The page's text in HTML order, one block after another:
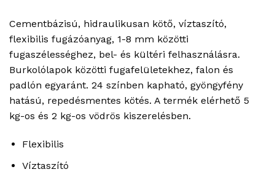
Cementbázisú, hidraulikusan kötő, víztaszító,
flexibilis fugázóanyag, 1-8 mm közötti
fugaszélességhez, bel- és kültéri felhasználásra.
Burkolólapok közötti fugafelületekhez, falon és
padlón egyaránt. 24 színben kapható, gyöngyfény
hatású, repedésmentes kötés. A termék elérhető 5
kg-os és 2 kg-os vödrös kiszerelésben.
Flexibilis
Víztaszító